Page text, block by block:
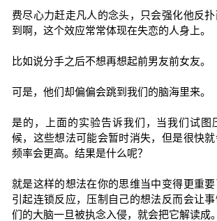
费尽心力赶走凡人的念头，只会强化他反
到啊，这个效应常常体现在失恋的人身上。
比如说分手之后不想再想起前男友前女友。
可是，他们却偏偏会跳到我们的脑海里来。
是的，上面的实验告诉我们，当我们试图
候，这些想法可能会暂时消失，但是很快就
频率会更高。结果是什么呢？
就是这样的想法在你的思维当中变得更重
引起连锁反应，压制自己的想法反而会让
们的大脑一旦被执念入侵，就会把它解读成。